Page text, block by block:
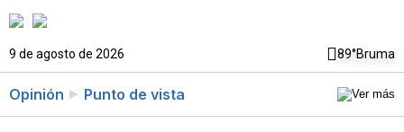
9 de agosto de 2026 89°Bruma
Opinión Punto de vista